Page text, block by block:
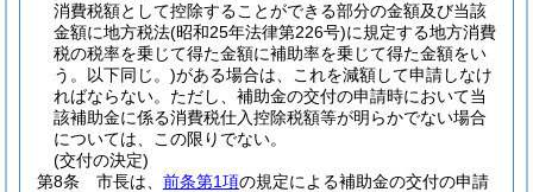
消費税額として控除することができる部分の金額及び当該
金額に地方税法(昭和25年法律第226号)に規定する地方消費
税の税率を乗じて得た金額に補助率を乗じて得た金額をい
う。以下同じ。)がある場合は、これを減額して申請しなけ
ればならない。 ただし、補助金の交付の申請時において当
該補助金に係る消費税仕入控除税額等が明らかでない場合
については、この限りでない。
(交付の決定)
第8条
市長は、 前条第1項の規定による補助金の交付の申請